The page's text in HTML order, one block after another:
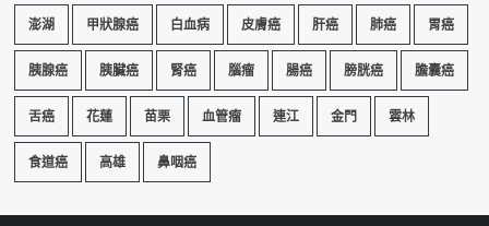
澎湖 甲狀腺癌 白血病 皮膚癌 肝癌 肺癌 胃癌
胰腺癌 胰臟癌 腎癌 腦瘤 腸癌 膀胱癌 膽囊癌
舌癌 花蓮 苗栗 血管瘤 連江 金門 雲林
食道癌 高雄 鼻咽癌